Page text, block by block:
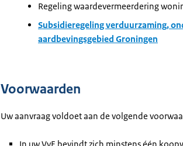
Regeling waardevermeerdering
Subsidieregeling verduurzaming,
aardbevingsgebied Groningen
Voorwaarden
Uw aanvraag voldoet aan de volgende